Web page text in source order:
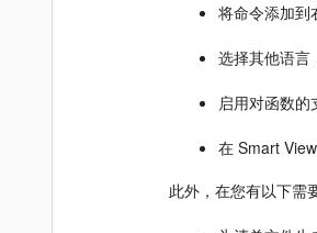
将命令添加到
选择其他语言
启用对函数的
在 Smart
此外，在您有以下需